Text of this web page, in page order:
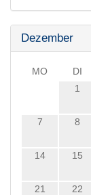
Dezember
MO DI
1
7 8
14 15
21 22